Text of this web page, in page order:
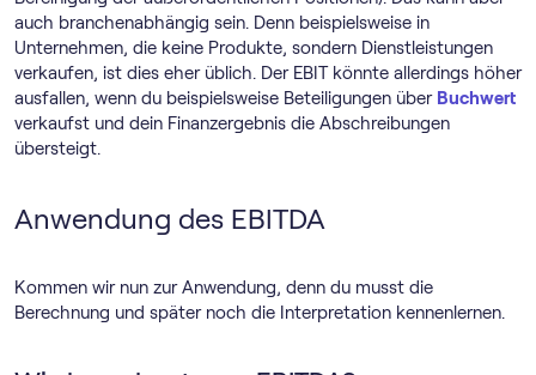
auch branchenabhängig sein. Denn beispielsweise in
Unternehmen, die keine Produkte, sondern Dienstleistungen
verkaufen, ist dies eher üblich. Der EBIT könnte allerdings höher
ausfallen, wenn du beispielsweise Beteiligungen über Buchwert
verkaufst und dein Finanzergebnis die Abschreibungen
übersteigt.
Anwendung des EBITDA
Kommen wir nun zur Anwendung, denn du musst die
Berechnung und später noch die Interpretation kennenlernen.